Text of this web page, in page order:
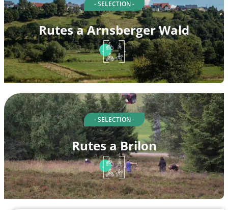
- SELECTION -
Rutes a Arnsberger Wald
- SELECTION -
Rutes a Brilon